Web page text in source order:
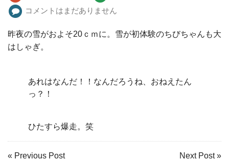
コメントはまだありません
昨夜の雪がおよそ20ｃｍに。雪が初体験のちびちゃんも大
はしゃぎ。
あれはなんだ！！なんだろうね、おねえたん
っ？！
ひたすら爆走。笑
« Previous Post
Next Post »